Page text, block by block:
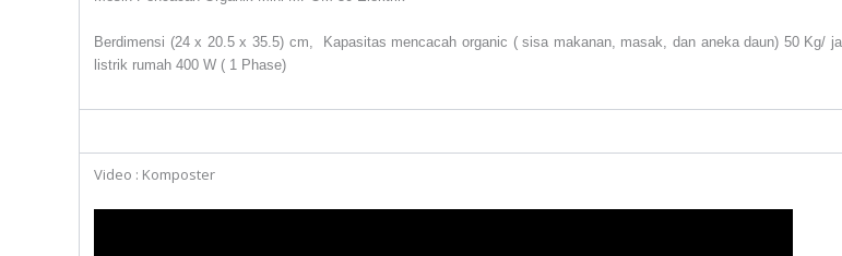
Berdimensi (24 x 20.5 x 35.5) cm, Kapasitas mencacah organic ( sisa makanan, masak, dan aneka daun) 50 Kg/
listrik rumah 400 W ( 1 Phase)
Video : Komposter